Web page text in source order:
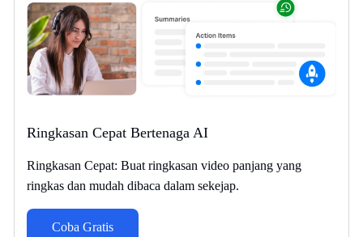
Ringkasan Cepat Bertenaga AI
Ringkasan Cepat: Buat ringkasan video panjang yang
ringkas dan mudah dibaca dalam sekejap.
Coba Gratis